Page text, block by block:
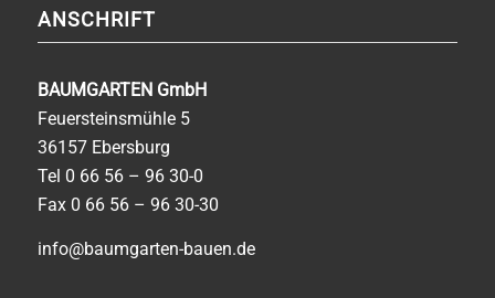
ANSCHRIFT
BAUMGARTEN GmbH
Feuersteinsmühle 5
36157 Ebersburg
Tel 0 66 56 – 96 30-0
Fax 0 66 56 – 96 30-30
info@baumgarten-bauen.de